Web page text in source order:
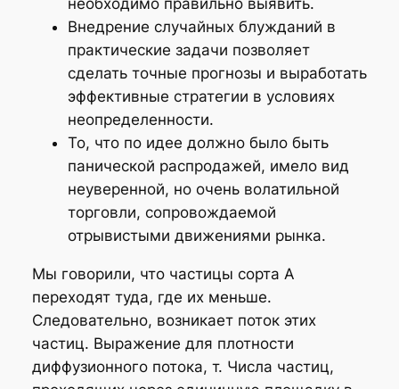
необходимо правильно выявить.
Внедрение случайных блужданий в
практические задачи позволяет
сделать точные прогнозы и выработать
эффективные стратегии в условиях
неопределенности.
То, что по идее должно было быть
панической распродажей, имело вид
неуверенной, но очень волатильной
торговли, сопровождаемой
отрывистыми движениями рынка.
Мы говорили, что частицы сорта А
переходят туда, где их меньше.
Следовательно, возникает поток этих
частиц. Выражение для плотности
диффузионного потока, т. Числа частиц,